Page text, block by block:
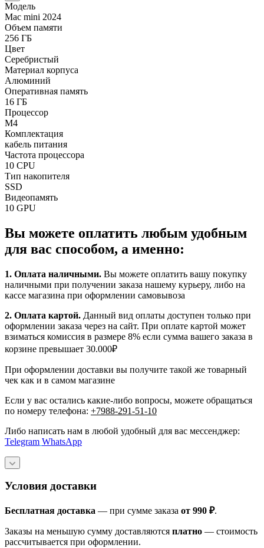
Модель
Mac mini 2024
Объем памяти
256 ГБ
Цвет
Серебристый
Материал корпуса
Алюминий
Оперативная память
16 ГБ
Процессор
M4
Комплектация
кабель питания
Частота процессора
10 CPU
Тип накопителя
SSD
Видеопамять
10 GPU
Вы можете оплатить любым удобным
для вас способом, а именно:
1. Оплата наличными. Вы можете оплатить вашу покупку
наличными при получении заказа нашему курьеру, либо на
кассе магазина при оформлении самовывоза
2. Оплата картой. Данный вид оплаты доступен только при
оформлении заказа через на сайт. При оплате картой может
взиматься комиссия в размере 8% если сумма вашего заказа в
корзине превышает 30.000₽
При оформлении доставки вы получите такой же товарный
чек как и в самом магазине
Если у вас остались какие-либо вопросы, можете обращаться
по номеру телефона: +7988-291-51-10
Либо написать нам в любой удобный для вас мессенджер:
Telegram WhatsApp
Условия доставки
Бесплатная доставка — при сумме заказа от 990 ₽.
Заказы на меньшую сумму доставляются платно — стоимость
рассчитывается при оформлении.